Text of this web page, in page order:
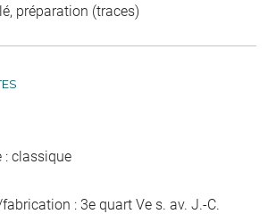
préparation (traces)
: classique
: 3e quart Ve s. av. J.-C.